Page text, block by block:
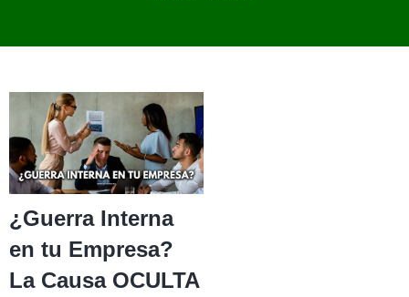
¿Guerra Interna
en tu Empresa?
La Causa OCULTA